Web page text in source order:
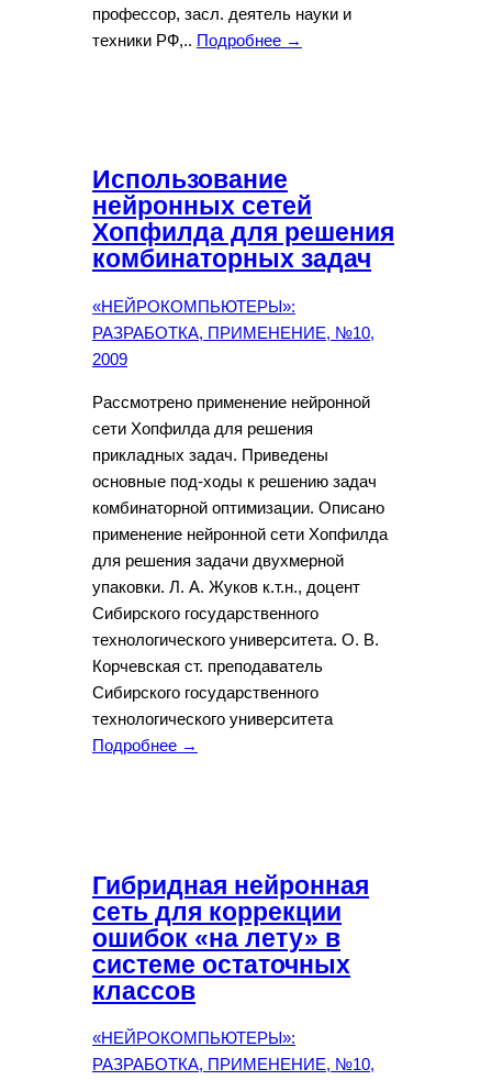
профессор, засл. деятель науки и
техники РФ,.. Подробнее →
Использование
нейронных сетей
Хопфилда для решения
комбинаторных задач
«НЕЙРОКОМПЬЮТЕРЫ»:
РАЗРАБОТКА, ПРИМЕНЕНИЕ, №10,
2009
Рассмотрено применение нейронной
сети Хопфилда для решения
прикладных задач. Приведены
основные под-ходы к решению задач
комбинаторной оптимизации. Описано
применение нейронной сети Хопфилда
для решения задачи двухмерной
упаковки. Л. А. Жуков к.т.н., доцент
Сибирского государственного
технологического университета. О. В.
Корчевская ст. преподаватель
Сибирского государственного
технологического университета
Подробнее →
Гибридная нейронная
сеть для коррекции
ошибок «на лету» в
системе остаточных
классов
«НЕЙРОКОМПЬЮТЕРЫ»:
РАЗРАБОТКА, ПРИМЕНЕНИЕ, №10,